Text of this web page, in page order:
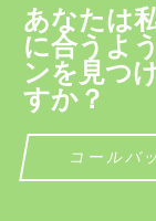
あなたは
に合うよ
ンを見つ
すか？
コールバ